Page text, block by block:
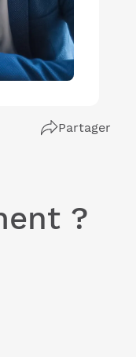
Partager
?